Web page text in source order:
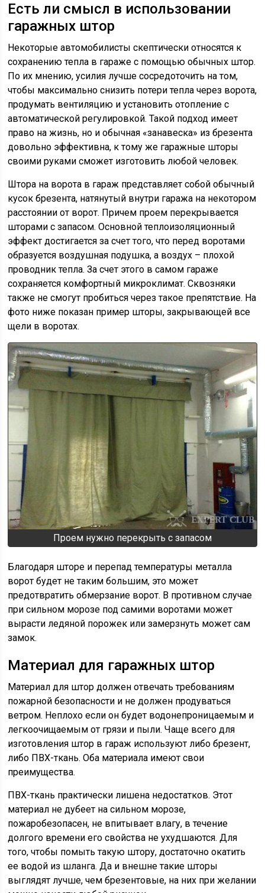
Есть ли смысл в использовании
гаражных штор
Некоторые автомобилисты скептически относятся к
сохранению тепла в гараже с помощью обычных штор.
По их мнению, усилия лучше сосредоточить на том,
чтобы максимально снизить потери тепла через ворота,
продумать вентиляцию и установить отопление с
автоматической регулировкой. Такой подход имеет
право на жизнь, но и обычная «занавеска» из брезента
довольно эффективна, к тому же гаражные шторы
своими руками сможет изготовить любой человек.
Штора на ворота в гараж представляет собой обычный
кусок брезента, натянутый внутри гаража на некотором
расстоянии от ворот. Причем проем перекрывается
шторами с запасом. Основной теплоизоляционный
эффект достигается за счет того, что перед воротами
образуется воздушная подушка, а воздух – плохой
проводник тепла. За счет этого в самом гараже
сохраняется комфортный микроклимат. Сквозняки
также не смогут пробиться через такое препятствие. На
фото ниже показан пример шторы, закрывающей все
щели в воротах.
Проем нужно перекрыть с запасом
Благодаря шторе и перепад температуры металла
ворот будет не таким большим, это может
предотвратить обмерзание ворот. В противном случае
при сильном морозе под самими воротами может
вырасти ледяной порожек или замерзнуть может сам
замок.
Материал для гаражных штор
Материал для штор должен отвечать требованиям
пожарной безопасности и не должен продуваться
ветром. Неплохо если он будет водонепроницаемым и
легкоочищаемым от грязи и пыли. Чаще всего для
изготовления штор в гараж используют либо брезент,
либо ПВХ-ткань. Оба материала имеют свои
преимущества.
ПВХ-ткань практически лишена недостатков. Этот
материал не дубеет на сильном морозе,
пожаробезопасен, не впитывает влагу, в течение
долгого времени его свойства не ухудшаются. Для
того, чтобы помыть такую штору, достаточно окатить
ее водой из шланга. Да и внешне такие шторы
выглядят лучше, чем брезентовые, на них при желании